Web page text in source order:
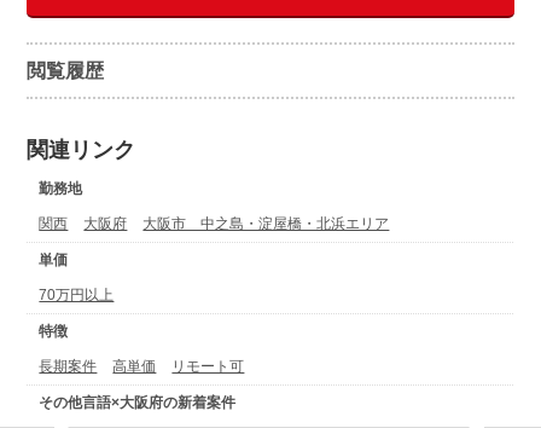
閲覧履歴
関連リンク
勤務地
関西 大阪府 大阪市 中之島・淀屋橋・北浜エリア
単価
70万円以上
特徴
長期案件 高単価 リモート可
その他言語×大阪府の新着案件